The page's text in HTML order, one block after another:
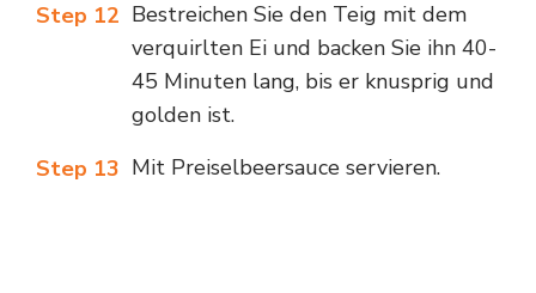
Step 12 Bestreichen Sie den Teig mit dem
verquirlten Ei und backen Sie ihn 40-
45 Minuten lang, bis er knusprig und
golden ist.
Step 13 Mit Preiselbeersauce servieren.